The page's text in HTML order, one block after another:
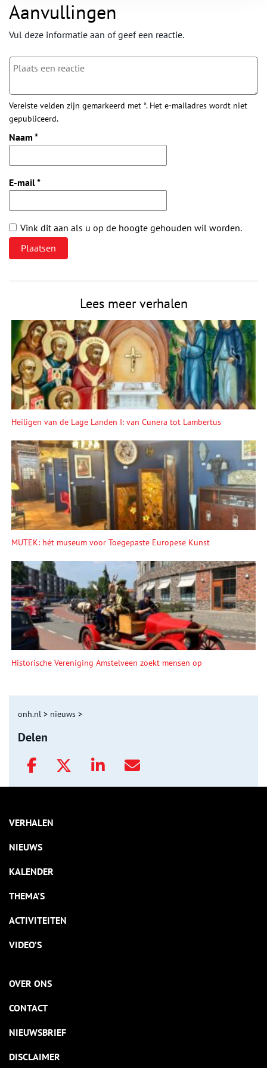
Aanvullingen
Vul deze informatie aan of geef een reactie.
Vereiste velden zijn gemarkeerd met *. Het e-mailadres wordt niet
gepubliceerd.
Naam *
E-mail*
Vink dit aan als u op de hoogte gehouden wil worden.
Lees meer verhalen
Heiligen van de Lage Landen I: van Cunera tot Lambertus
MUTEK: hét museum voor Toegepaste Europese Kunst
Historische Vereniging Amstelveen zoekt mensen op
onh.nl > nieuws >
Delen
VERHALEN
NIEUWS
KALENDER
THEMA’S
ACTIVITEITEN
VIDEO’S
OVER ONS
CONTACT
NIEUWSBRIEF
DISCLAIMER